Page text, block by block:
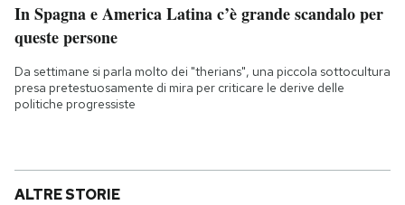
In Spagna e America Latina c’è grande scandalo per
queste persone
Da settimane si parla molto dei "therians", una piccola sottocultura
presa pretestuosamente di mira per criticare le derive delle
politiche progressiste
ALTRE STORIE